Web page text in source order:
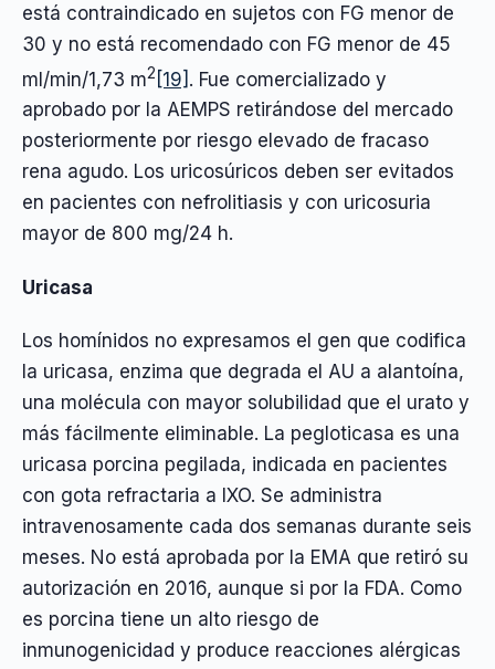
está contraindicado en sujetos con FG menor de
30 y no está recomendado con FG menor de 45
ml/min/1,73 m2 [19] . Fue comercializado y
aprobado por la AEMPS retirándose del mercado
posteriormente por riesgo elevado de fracaso
rena agudo. Los uricosúricos deben ser evitados
en pacientes con nefrolitiasis y con uricosuria
mayor de 800 mg/24 h.
Uricasa
Los homínidos no expresamos el gen que codifica
la uricasa, enzima que degrada el AU a alantoína,
una molécula con mayor solubilidad que el urato y
más fácilmente eliminable. La pegloticasa es una
uricasa porcina pegilada, indicada en pacientes
con gota refractaria a IXO. Se administra
intravenosamente cada dos semanas durante seis
meses. No está aprobada por la EMA que retiró su
autorización en 2016, aunque si por la FDA. Como
es porcina tiene un alto riesgo de
inmunogenicidad y produce reacciones alérgicas